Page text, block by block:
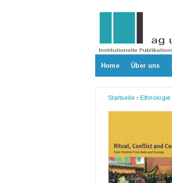
Home Über uns
Startseite › Ethnologie